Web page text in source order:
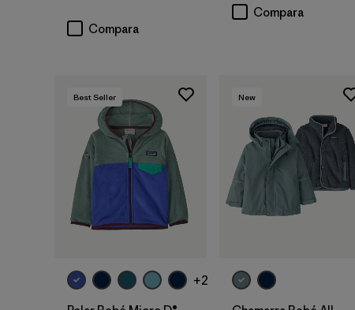
Compara
Compara
Best Seller
+2
New